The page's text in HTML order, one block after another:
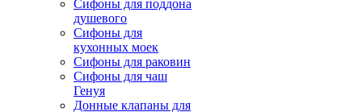
Сифоны для поддона
душевого
Сифоны для
кухонных моек
Сифоны для раковин
Сифоны для чаш
Генуя
Донные клапаны для